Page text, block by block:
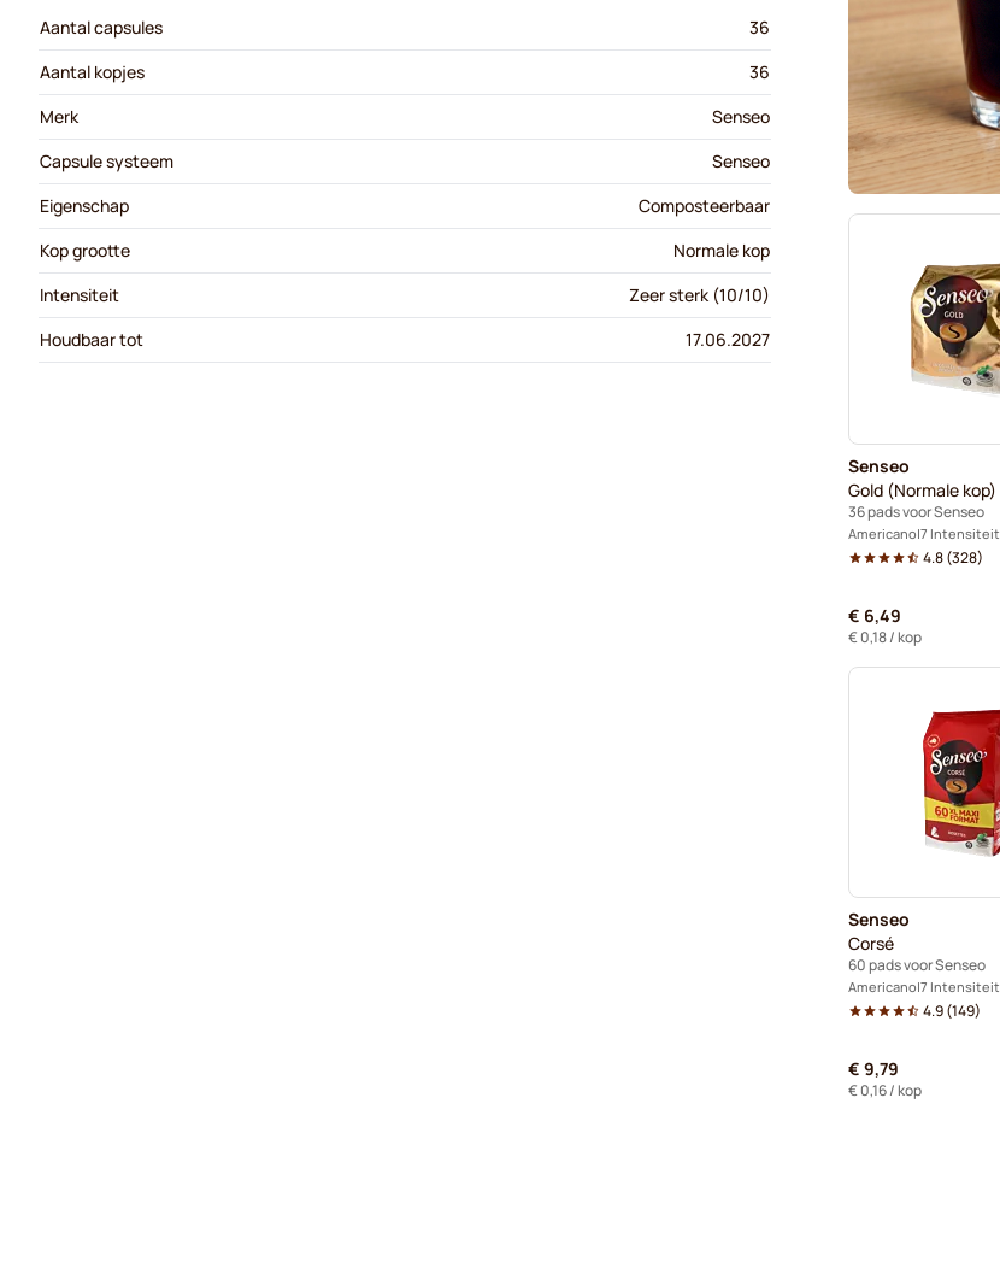
Senseo
Gold (Normale kop)
36 pads voor Senseo
Americano 7 Intensiteit
4.8(328)
€ 6,49
€ 0,18/ kop
Senseo
Corsé
60 pads voor Senseo
Americano 7 Intensiteit
4.9(149)
€ 9,79
€ 0,16/ kop
Aantal capsules
36
Aantal kopjes
36
Merk
Senseo
Capsule systeem
Senseo
Eigenschap
Composteerbaar
Kop grootte
Normale kop
Intensiteit
Zeer sterk (10/10)
Houdbaar tot
17.06.2027